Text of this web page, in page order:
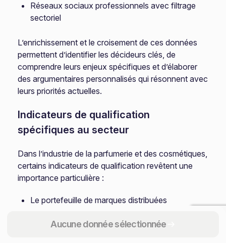
Aucune donnée sélectionnée
Réseaux sociaux professionnels avec filtrage
sectoriel
L’enrichissement et le croisement de ces données
permettent d’identifier les décideurs clés, de
comprendre leurs enjeux spécifiques et d’élaborer
des argumentaires personnalisés qui résonnent avec
leurs priorités actuelles.
Indicateurs de qualification
spécifiques au secteur
Dans l’industrie de la parfumerie et des cosmétiques,
certains indicateurs de qualification revêtent une
importance particulière :
Le portefeuille de marques distribuées
Les circuits de distribution couverts (sélectif,